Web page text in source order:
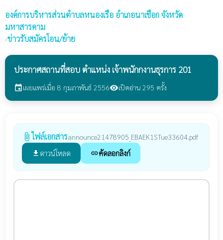
องค์การบริหารส่วนตำบลหนองเรือ อำเภอนาเชือก จังหวัด
มหาสารคาม
›ข่าวรับสมัครโอน/ย้าย
ประกาศสถานที่สอบ ตำแหน่ง เจ้าพนักกงานธุรการ 201
eventเผยแพร่เมื่อ 8 กุมภาพันธ์ 2556visibilityเปิดอ่าน 295 ครั้ง
attach_file ไฟล์เอกสารannounce21478905_EBAEK1STue33604.pdf
file_download ดาวน์โหลด linkคัดลอกลิงก์